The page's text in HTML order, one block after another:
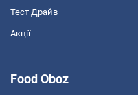
Тест Драйв
Акції
Food Oboz